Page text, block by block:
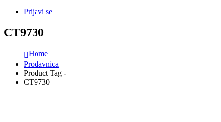
Prijavi se
CT9730
Home
Prodavnica
Product Tag -
CT9730